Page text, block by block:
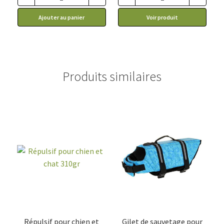
13.95$. 8.99$.
Ajouter au panier Voir produit
Produits similaires
Répulsif pour chien et
Gilet de sauvetage pour